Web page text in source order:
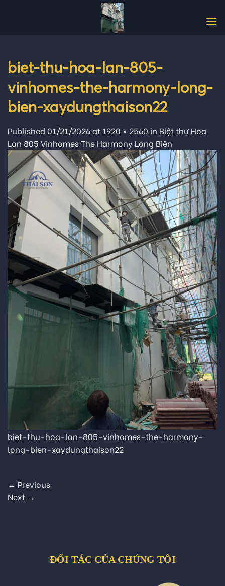
biet-thu-hoa-lan-805-
vinhomes-the-harmony-long-
bien-xaydungthaison22
Published 01/21/2026at 1920 × 2560 in Biệt thự Hoa
Lan 805 Vinhomes The Harmony Long Biên
biet-thu-hoa-lan-805-vinhomes-the-harmony-
long-bien-xaydungthaison22
← Previous
Next →
ĐỐI TÁC CỦA CHÚNG TÔI